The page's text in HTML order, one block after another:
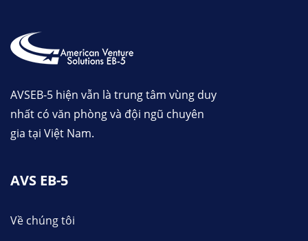
AVSEB-5 hiện vẫn là trung tâm vùng duy
nhất có văn phòng và đội ngũ chuyên
gia tại Việt Nam.
AVS EB-5
Về chúng tôi